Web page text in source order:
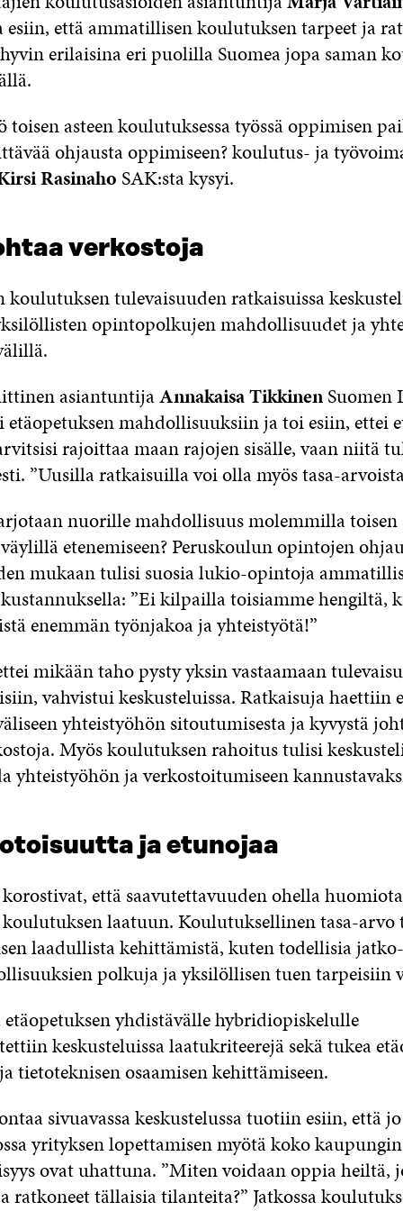
esiin, että ammatillisen koulutuksen tarpeet ja
erilaisina eri puolilla Suomea jopa saman
toisen asteen koulutuksessa työssä oppimisen
ohjausta oppimiseen? koulutus- ja
Rasinaho SAK:sta kysyi.
verkostoja
tulevaisuuden ratkaisuissa
opintopolkujen mahdollisuudet ja
asiantuntijaAnnakaisa TikkinenSuomen
mahdollisuuksiin ja toi esiin, ettei
rajoittaa maan rajojen sisälle, vaan niitä
”Uusilla ratkaisuilla voi olla myös tasa-
nuorille mahdollisuus molemmilla toisen
etenemiseen? Peruskoulun opintojen
mukaan tulisi suosia lukio-opintoja
”Ei kilpailla toisiamme hengiltä,
enemmän työnjakoa ja yhteistyötä!”
mikään taho pysty yksin vastaamaan
vahvistui keskusteluissa. Ratkaisuja haettiin
yhteistyöhön sitoutumisesta ja kyvystä
Myös koulutuksen rahoitus tulisi
yhteistyöhön ja verkostoitumiseen
ja etunojaa
että saavutettavuuden ohella
laatuun. Koulutuksellinen tasa-arvo
laadullista kehittämistä, kuten todellisia jatko-
polkuja ja yksilöllisen tuen tarpeisiin
yhdistävälle hybridiopiskelulle
keskusteluissa laatukriteerejä sekä tukea
tietoteknisen osaamisen kehittämiseen.
sivuavassa keskustelussa tuotiin esiin, että
yrityksen lopettamisen myötä koko
ovat uhattuna. ”Miten voidaan oppia heiltä,
ratkoneet tällaisia tilanteita?” Jatkossa